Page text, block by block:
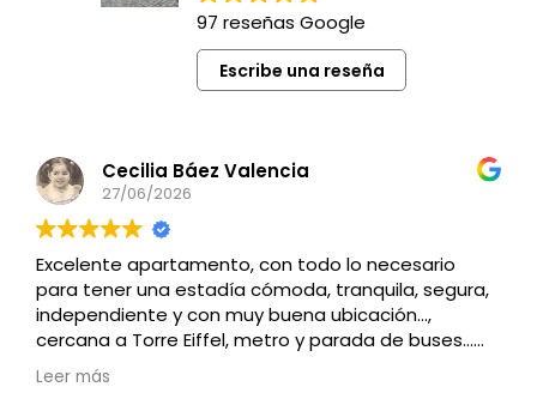
97 reseñas Google
Escribe una reseña
Cecilia Báez Valencia
27/06/2026
Excelente apartamento, con todo lo necesario
para tener una estadía cómoda, tranquila, segura,
independiente y con muy buena ubicación…,
cercana a Torre Eiffel, metro y parada de buses…
Recomendado
Leer más